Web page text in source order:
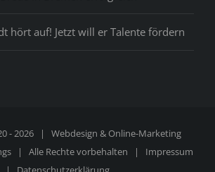
hört auf! Jetzt will er Talente fördern
-2026 | Webdesign & Online-Marketing
| Alle Rechte vorbehalten | Impressum